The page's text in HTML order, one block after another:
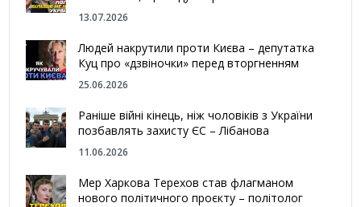
13.07.2026
Людей накрутили проти Києва – депутатка
Куц про «дзвіночки» перед вторгненням
25.06.2026
Раніше війні кінець, ніж чоловіків з України
позбавлять захисту ЄС – Лібанова
11.06.2026
Мер Харкова Терехов став флагманом
нового політичного проєкту – політолог